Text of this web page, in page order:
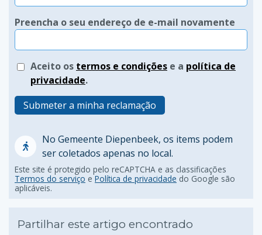
Preencha o seu endereço de e-mail novamente
Aceito os termos e condições e a política de
privacidade.
Submeter a minha reclamação
No Gemeente Diepenbeek, os items podem
ser coletados apenas no local.
Este site é protegido pelo reCAPTCHA e as classificações
Termos do serviço ePolítica de privacidade do Google são
aplicáveis.
Partilhar este artigo encontrado